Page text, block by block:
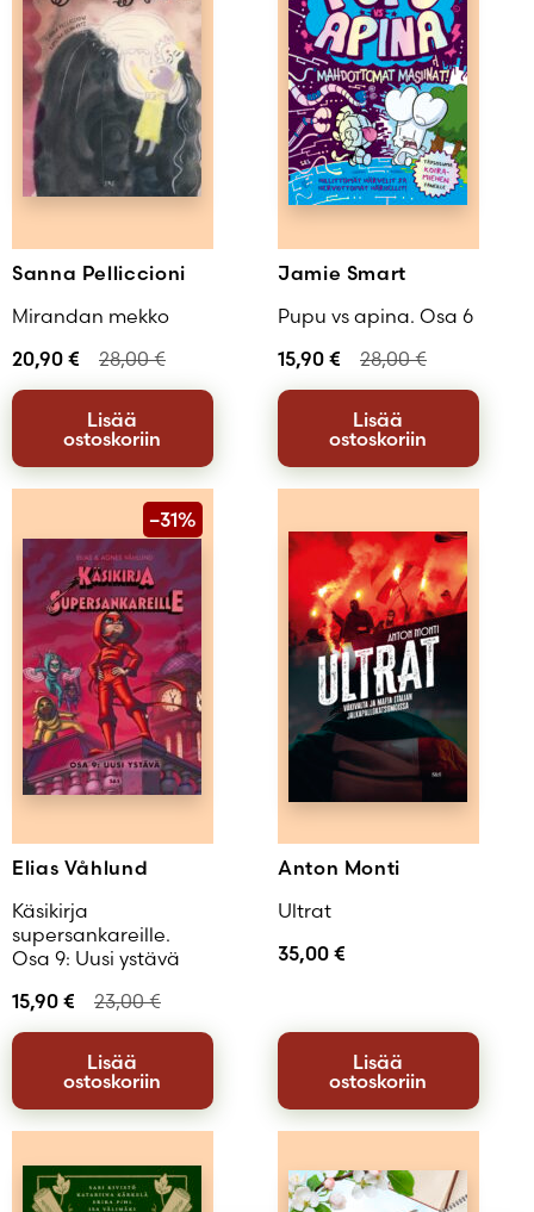
Sanna Pelliccioni
Mirandan mekko
20,90 € 28,00€
Lisää
ostoskoriin
Jamie Smart
Pupu vs apina. Osa 6
15,90 € 28,00€
Lisää
ostoskoriin
–31%
Elias Våhlund
Käsikirja
supersankareille.
Osa 9: Uusi ystävä
15,90 € 23,00€
Lisää
ostoskoriin
Anton Monti
Ultrat
35,00 €
Lisää
ostoskoriin